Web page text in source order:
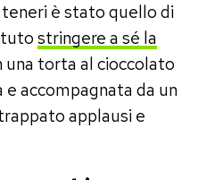
è stato quello di
stringere a sé la
una torta al cioccolato
accompagnata da un
applausi e